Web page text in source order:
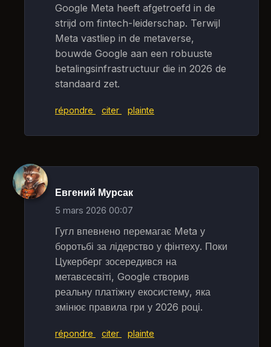
Google Meta heeft afgetroefd in de
strijd om fintech-leiderschap. Terwijl
Meta vastliep in de metaverse,
bouwde Google aan een robuuste
betalingsinfrastructuur die in 2026 de
standaard zet.
répondre citer plainte
Евгений Мурсак
5 mars 2026 00:07
Гугл впевнено перемагає Meta у
боротьбі за лідерство у фінтеху. Поки
Цукерберг зосередився на
метавсесвіті, Google створив
реальну платіжну екосистему, яка
змінює правила гри у 2026 році.
répondre citer plainte